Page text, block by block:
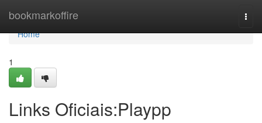
bookmarkoffire
Home
Home
1
Links Oficiais:Playpp